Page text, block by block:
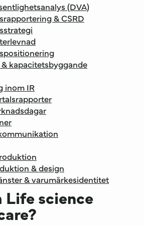
(DVA)
& CSRD
kapacitetsbyggande
inom IR
& design
& varumärkesidentitet
Life science